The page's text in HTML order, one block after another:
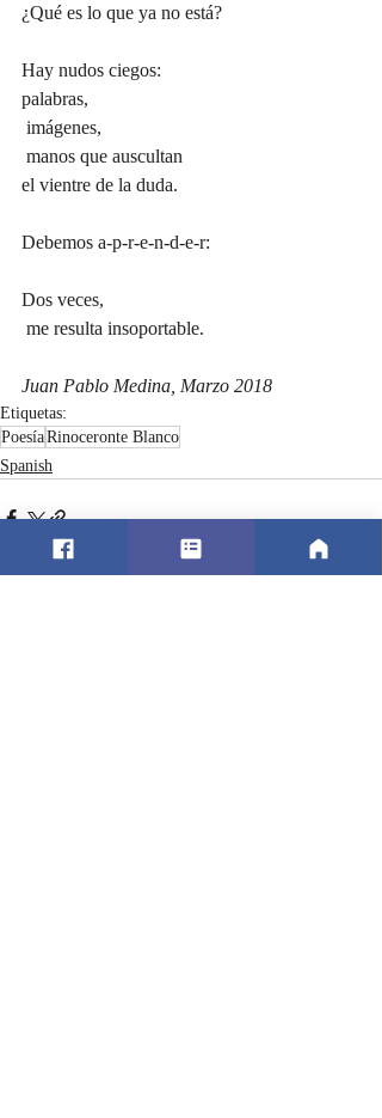
¿Qué es lo que ya no está?
Hay nudos ciegos:
palabras,
imágenes,
manos que auscultan
el vientre de la duda.
Debemos a-p-r-e-n-d-e-r:
Dos veces,
me resulta insoportable.
Juan Pablo Medina, Marzo 2018
Etiquetas:
PoesíaRinoceronte Blanco
Spanish